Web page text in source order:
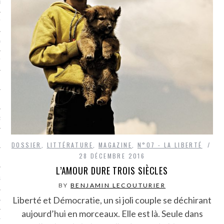
GUERRE
DOSSIER LITTÉRATURE MAGAZINE
N°07 - LA LIBERTÉ
28 DÉCEMBRE 2016
L’AMOUR DURE TROIS SIÈCLES
BYBENJAMIN LECOUTURIER
Liberté et Démocratie, un si joli couple se déchirant
aujourd’hui en morceaux. Elle est là. Seule dans